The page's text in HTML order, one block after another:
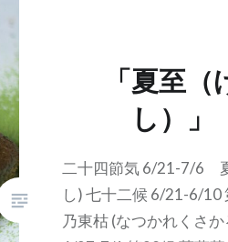
「夏至（
し）」
二十四節気 6/21-7/6
し) 七十二候 6/21-6/10
乃東枯 (なつかれくさ